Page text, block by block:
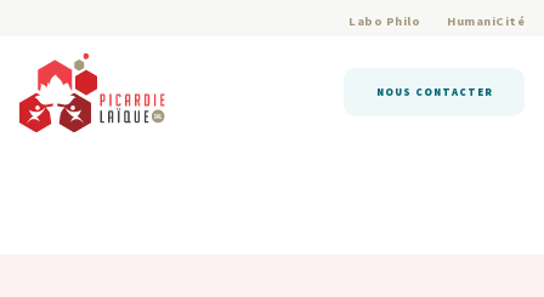
Labo Philo HumaniCité
NOUS CONTACTER